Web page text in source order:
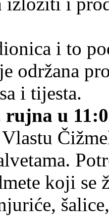
i to
održana
i tijesta.
rujna u
koji se